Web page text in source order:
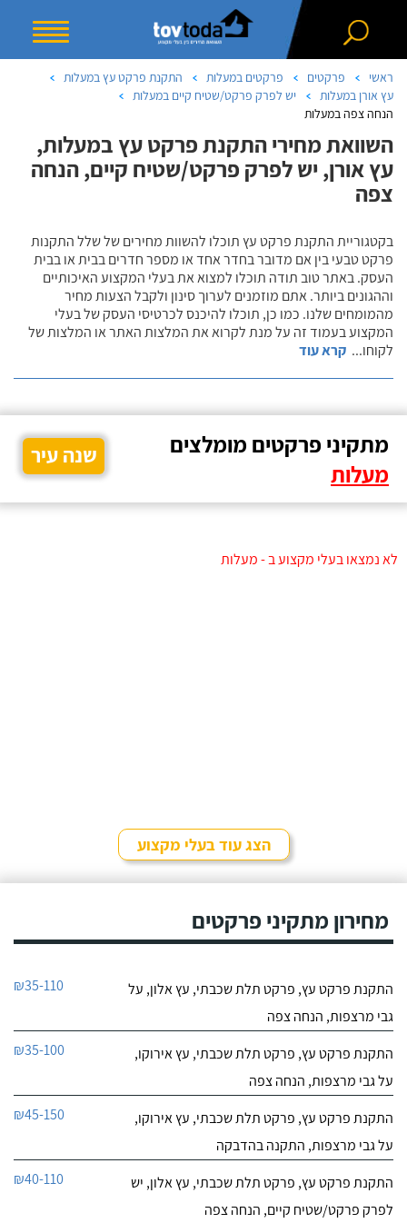
ראשי פרקטים פרקטים במעלות
התקנת פרקט עץ במעלות
עץ אורן במעלות
יש לפרק פרקט/שטיח קיים במעלות
הנחה צפה במעלות
השוואת מחירי התקנת פרקט עץ במעלות,
עץ אורן, יש לפרק פרקט/שטיח קיים, הנחה
צפה
בקטגוריית התקנת פרקט עץ תוכלו להשוות מחירים של שלל התקנות
פרקט טבעי בין אם מדובר בחדר אחד או מספר חדרים בבית או בבית
העסק. באתר טוב תודה תוכלו למצוא את בעלי המקצוע האיכותיים
וההגונים ביותר. אתם מוזמנים לערוך סינון ולקבל הצעות מחיר
מהמומחים שלנו. כמו כן, תוכלו להיכנס לכרטיסי העסק של בעלי
המקצוע בעמוד זה על מנת לקרוא את המלצות האתר או המלצות של
לקוחו... קרא עוד
מתקיני פרקטים מומלצים
מעלות
שנה עיר
לא נמצאו בעלי מקצוע ב - מעלות
הצג עוד בעלי מקצוע
מחירון מתקיני פרקטים
התקנת פרקט עץ, פרקט תלת שכבתי, עץ אלון, על
גבי מרצפות, הנחה צפה
₪35-110
התקנת פרקט עץ, פרקט תלת שכבתי, עץ אירוקו,
על גבי מרצפות, הנחה צפה
₪35-100
התקנת פרקט עץ, פרקט תלת שכבתי, עץ אירוקו,
על גבי מרצפות, התקנה בהדבקה
₪45-150
התקנת פרקט עץ, פרקט תלת שכבתי, עץ אלון, יש
לפרק פרקט/שטיח קיים, הנחה צפה
₪40-110